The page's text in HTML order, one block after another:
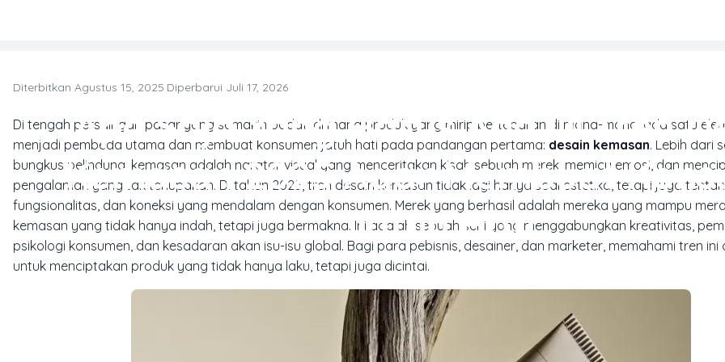
Apa Saja Yang Harus Ada Di Tren
Kemasan 2025 Agar Membuat
Jatuh Hati
Diterbitkan Agustus 15, 2025·Diperbarui Juli 17, 2026
Di tengah persaingan pasar yang semakin padat, di mana produk yang mirip bertebaran di mana-mana, ada satu
menjadi pembeda utama dan membuat konsumen jatuh hati pada pandangan pertama: desain kemasan. Lebih dari
bungkus pelindung, kemasan adalah narator visual yang menceritakan kisah sebuah merek, memicu emosi, dan
pengalaman yang tak terlupakan. Di tahun 2025, tren desain kemasan tidak lagi hanya soal estetika, tetapi juga
fungsionalitas, dan koneksi yang mendalam dengan konsumen. Merek yang berhasil adalah mereka yang mampu
kemasan yang tidak hanya indah, tetapi juga bermakna. Ini adalah sebuah seni yang menggabungkan kreativitas,
psikologi konsumen, dan kesadaran akan isu-isu global. Bagi para pebisnis, desainer, dan marketer, memahami tren ini
untuk menciptakan produk yang tidak hanya laku, tetapi juga dicintai.